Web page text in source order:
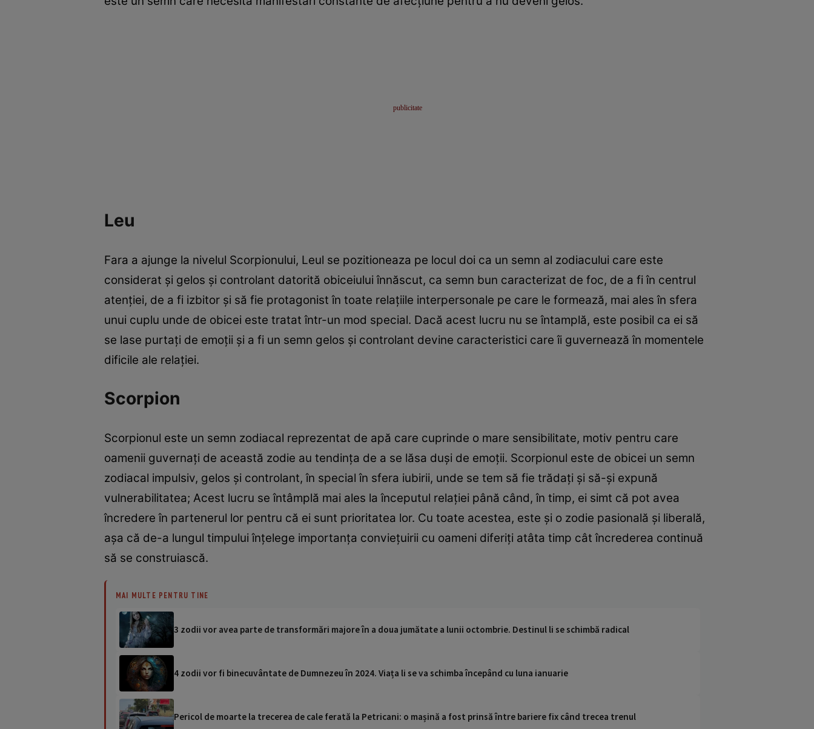
Leu
Fara a ajunge la nivelul Scorpionului, Leul se pozitioneaza pe locul doi ca un semn al zodiacului care este
considerat și gelos și controlant datorită obiceiului înnăscut, ca semn bun caracterizat de foc, de a fi în centrul
atenției, de a fi izbitor și să fie protagonist în toate relațiile interpersonale pe care le formează, mai ales în sfera
unui cuplu unde de obicei este tratat într-un mod special. Dacă acest lucru nu se întamplă, este posibil ca ei să
se lase purtați de emoții și a fi un semn gelos și controlant devine caracteristici care îi guvernează în momentele
dificile ale relației.
Scorpion
Scorpionul este un semn zodiacal reprezentat de apă care cuprinde o mare sensibilitate, motiv pentru care
oamenii guvernați de această zodie au tendința de a se lăsa duși de emoții. Scorpionul este de obicei un semn
zodiacal impulsiv, gelos și controlant, în special în sfera iubirii, unde se tem să fie trădați și să-și expună
vulnerabilitatea; Acest lucru se întâmplă mai ales la începutul relației până când, în timp, ei simt că pot avea
încredere în partenerul lor pentru că ei sunt prioritatea lor. Cu toate acestea, este și o zodie pasională și liberală,
așa că de-a lungul timpului înțelege importanța conviețuirii cu oameni diferiți atâta timp cât încrederea continuă
să se construiască.
MAI MULTE PENTRU TINE
3 zodii vor avea parte de transformări majore în a doua jumătate a lunii octombrie. Destinul li se schimbă radical
4 zodii vor fi binecuvântate de Dumnezeu în 2024. Viața li se va schimba începând cu luna ianuarie
Pericol de moarte la trecerea de cale ferată la Petricani: o mașină a fost prinsă între bariere fix când trecea trenul